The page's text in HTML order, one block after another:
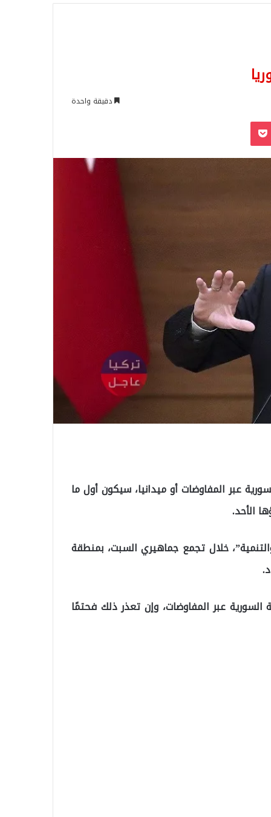
دقيقة واحدة
‫Pocket
عبر المفاوضات أو ميدانيا، سيكون أول ما
الأحد.
خلال تجمع جماهيري السبت، بمنطقة
عبر المفاوضات، وإن تعذر ذلك فحتمًا